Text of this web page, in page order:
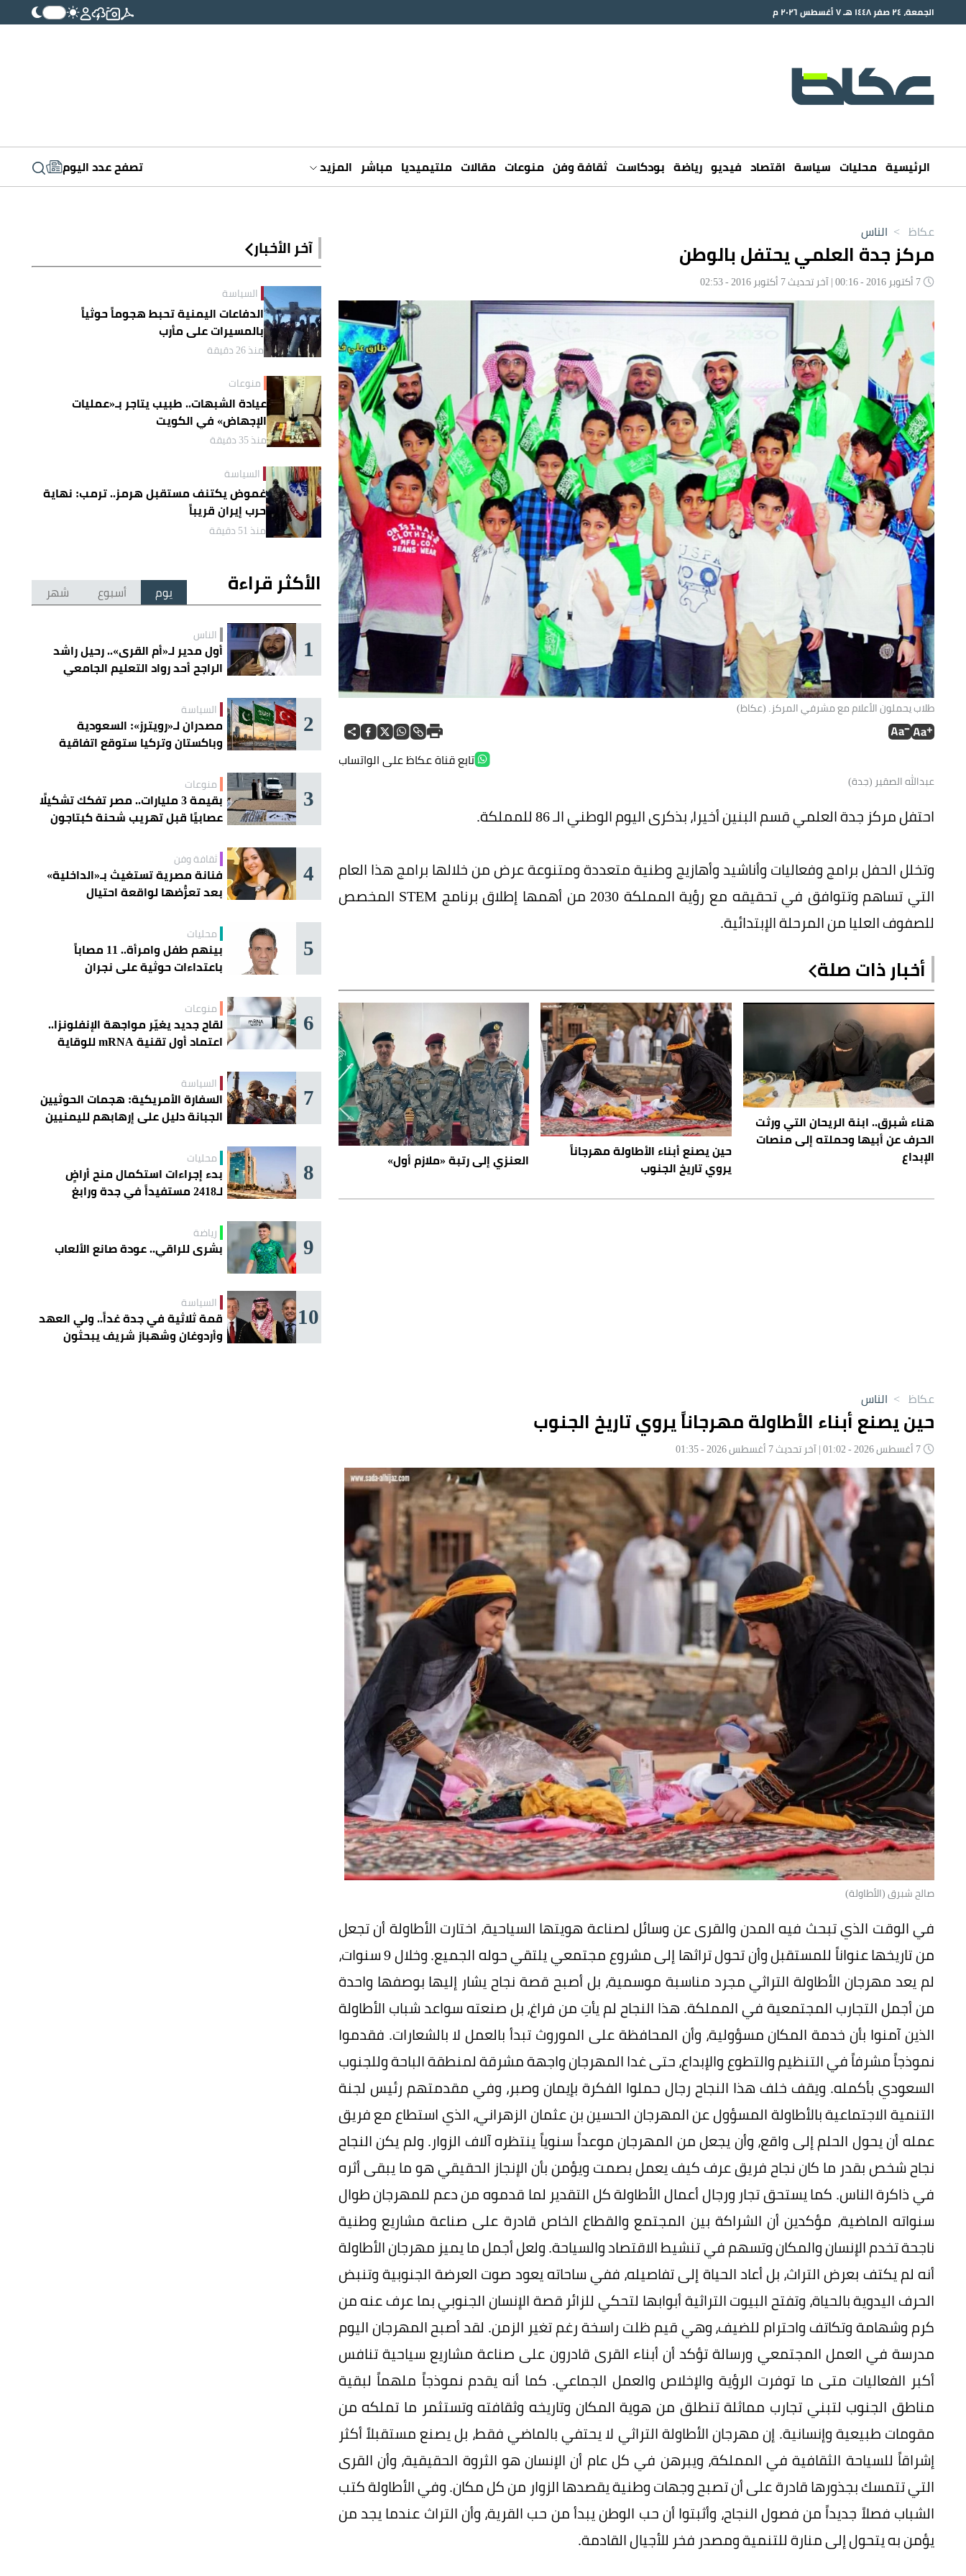
الجمعة، ٢٤ صفر ١٤٤٨ هـ ٧ أغسطس ٢٠٢٦ م
الرئيسية محليات سياسة اقتصاد فيديو رياضة بودكاست ثقافة وفن منوعات مقالات ملتيميديا مباشر المزيد تصفح عدد اليوم
عكاظ > الناس
مركز جدة العلمي يحتفل بالوطن
طلاب يحملون الأعلام مع مشرفي المركز. (عكاظ)
تابع قناة عكاظ على الواتساب
عبدالله الصقير (جدة)
احتفل مركز جدة العلمي قسم البنين أخيرا، بذكرى اليوم الوطني الـ 86 للمملكة.
وتخلل الحفل برامج وفعاليات وأناشيد وأهازيج وطنية متعددة ومتنوعة عرض من خلالها برامج هذا العام
التي تساهم وتتوافق في تحقيقه مع رؤية المملكة 2030 من أهمها إطلاق برنامج STEM المخصص
للصفوف العليا من المرحلة الإبتدائية.
أخبار ذات صلة
هناء شبرق.. ابنة الريحان التي ورثت
الحرف عن أبيها وحملته إلى منصات
الإبداع
حين يصنع أبناء الأطاولة مهرجاناً
يروي تاريخ الجنوب
العنزي إلى رتبة «ملازم أول»
آخر الأخبار
السياسة
الدفاعات اليمنية تحبط هجوماً حوثياً
بالمسيرات على مأرب
منذ 26 دقيقة
منوعات
عيادة الشبهات.. طبيب يتاجر بـ«عمليات
الإجهاض» في الكويت
منذ 35 دقيقة
السياسة
غموض يكتنف مستقبل هرمز.. ترمب: نهاية
حرب إيران قريباً
منذ 51 دقيقة
الأكثر قراءة يوم أسبوع شهر
1 الناس
أول مدير لـ«أم القرى».. رحيل راشد
الراجح أحد رواد التعليم الجامعي
2 السياسة
مصدران لـ«رويترز»: السعودية
وباكستان وتركيا ستوقع اتفاقية
3 منوعات
بقيمة 3 مليارات.. مصر تفكك تشكيلًا
عصابيًا قبل تهريب شحنة كبتاجون
4 ثقافة وفن
فنانة مصرية تستغيث بـ«الداخلية»
بعد تعرُّضها لواقعة احتيال
5 محليات
بينهم طفل وامرأة.. 11 مصاباً
باعتداءات حوثية على نجران
6 منوعات
لقاح جديد يغيّر مواجهة الإنفلونزا..
اعتماد أول تقنية mRNA للوقاية
7 السياسة
السفارة الأمريكية: هجمات الحوثيين
الجبانة دليل على إرهابهم لليمنيين
8 محليات
بدء إجراءات استكمال منح أراضٍ
لـ2418 مستفيداً في جدة ورابغ
9 رياضة
بشرى للراقي.. عودة صانع الألعاب
10 السياسة
قمة ثلاثية في جدة غداً.. ولي العهد
وأردوغان وشهباز شريف يبحثون
عكاظ > الناس
حين يصنع أبناء الأطاولة مهرجاناً يروي تاريخ الجنوب
صالح شبرق (الأطاولة)
في الوقت الذي تبحث فيه المدن والقرى عن وسائل لصناعة هويتها السياحية، اختارت الأطاولة أن تجعل
من تاريخها عنواناً للمستقبل وأن تحول تراثها إلى مشروع مجتمعي يلتقي حوله الجميع. وخلال 9 سنوات،
لم يعد مهرجان الأطاولة التراثي مجرد مناسبة موسمية، بل أصبح قصة نجاح يشار إليها بوصفها واحدة
من أجمل التجارب المجتمعية في المملكة. هذا النجاح لم يأتِ من فراغ، بل صنعته سواعد شباب الأطاولة
الذين آمنوا بأن خدمة المكان مسؤولية، وأن المحافظة على الموروث تبدأ بالعمل لا بالشعارات. فقدموا
نموذجاً مشرفاً في التنظيم والتطوع والإبداع، حتى غدا المهرجان واجهة مشرقة لمنطقة الباحة وللجنوب
السعودي بأكمله. ويقف خلف هذا النجاح رجال حملوا الفكرة بإيمان وصبر، وفي مقدمتهم رئيس لجنة
التنمية الاجتماعية بالأطاولة المسؤول عن المهرجان الحسين بن عثمان الزهراني، الذي استطاع مع فريق
عمله أن يحول الحلم إلى واقع، وأن يجعل من المهرجان موعداً سنوياً ينتظره آلاف الزوار. ولم يكن النجاح
نجاح شخص بقدر ما كان نجاح فريق عرف كيف يعمل بصمت ويؤمن بأن الإنجاز الحقيقي هو ما يبقى أثره
في ذاكرة الناس. كما يستحق تجار ورجال أعمال الأطاولة كل التقدير لما قدموه من دعم للمهرجان طوال
سنواته الماضية، مؤكدين أن الشراكة بين المجتمع والقطاع الخاص قادرة على صناعة مشاريع وطنية
ناجحة تخدم الإنسان والمكان وتسهم في تنشيط الاقتصاد والسياحة. ولعل أجمل ما يميز مهرجان الأطاولة
أنه لم يكتف بعرض التراث، بل أعاد الحياة إلى تفاصيله، ففي ساحاته يعود صوت العرضة الجنوبية وتنبض
الحرف اليدوية بالحياة، وتفتح البيوت التراثية أبوابها لتحكي للزائر قصة الإنسان الجنوبي بما عرف عنه من
كرم وشهامة وتكاتف واحترام للضيف، وهي قيم ظلت راسخة رغم تغير الزمن. لقد أصبح المهرجان اليوم
مدرسة في العمل المجتمعي ورسالة تؤكد أن أبناء القرى قادرون على صناعة مشاريع سياحية تنافس
أكبر الفعاليات متى ما توفرت الرؤية والإخلاص والعمل الجماعي. كما أنه يقدم نموذجاً ملهماً لبقية
مناطق الجنوب لتبني تجارب مماثلة تنطلق من هوية المكان وتاريخه وثقافته وتستثمر ما تملكه من
مقومات طبيعية وإنسانية. إن مهرجان الأطاولة التراثي لا يحتفي بالماضي فقط، بل يصنع مستقبلاً أكثر
إشراقاً للسياحة الثقافية في المملكة، ويبرهن في كل عام أن الإنسان هو الثروة الحقيقية، وأن القرى
التي تتمسك بجذورها قادرة على أن تصبح وجهات وطنية يقصدها الزوار من كل مكان. وفي الأطاولة كتب
الشباب فصلاً جديداً من فصول النجاح، وأثبتوا أن حب الوطن يبدأ من حب القرية، وأن التراث عندما يجد من
يؤمن به يتحول إلى منارة للتنمية ومصدر فخر للأجيال القادمة.